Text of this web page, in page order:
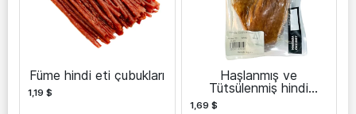
Füme hindi eti çubukları
1,19 $
Haşlanmış ve
Tütsülenmiş hindi
1,69 $